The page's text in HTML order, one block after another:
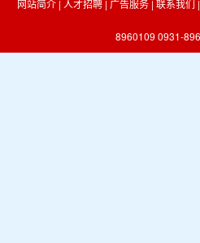
网站简介| 人才招聘| 广告服务| 联系我们
8960109 0931-